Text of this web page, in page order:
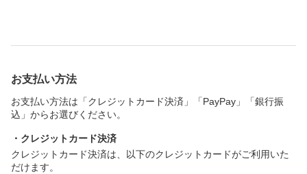
お支払い方法
お支払い方法は「クレジットカード決済」「PayPay」「銀行振
込」からお選びください。
・クレジットカード決済
クレジットカード決済は、以下のクレジットカードがご利用いた
だけます。